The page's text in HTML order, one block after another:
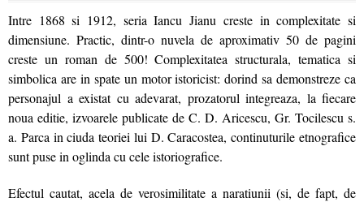
Intre 1868 si 1912, seria Iancu Jianu creste in complexitate si
dimensiune. Practic, dintr-o nuvela de aproximativ 50 de pagini
creste un roman de 500! Complexitatea structurala, tematica si
simbolica are in spate un motor istoricist: dorind sa demonstreze ca
personajul a existat cu adevarat, prozatorul integreaza, la fiecare
noua editie, izvoarele publicate de C. D. Aricescu, Gr. Tocilescu s.
a. Parca in ciuda teoriei lui D. Caracostea, continuturile etnografice
sunt puse in oglinda cu cele istoriografice.
Efectul cautat, acela de verosimilitate a naratiunii (si, de fapt, de